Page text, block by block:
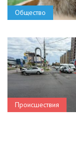
Общество
Происшествия